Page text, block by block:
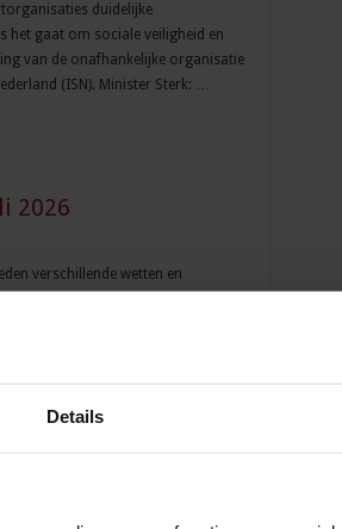
Details
duidelijke
het gaat om sociale veiligheid en
van de onafhankelijke organisatie
(ISN). Minister Sterk: …
2026
verschillende wetten en
de Wet wapens en munitie
Wet wapens en munitie